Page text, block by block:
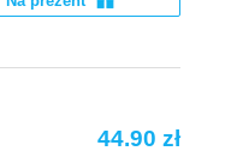
44.90 zł